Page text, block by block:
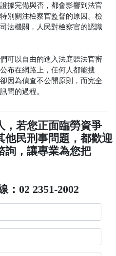
據完備與否，都會影響到法官
別關注檢察官監督的原因。檢
法機關，人民對檢察官的認識
可以自由的進入法庭聽法官審
布在網路上，任何人都能搜
因為偵查不公開原則，而完全
問的過程。
，若您正面臨勞資爭
他民刑事問題，都歡迎
詢，讓專業為您把
：02 2351-2002